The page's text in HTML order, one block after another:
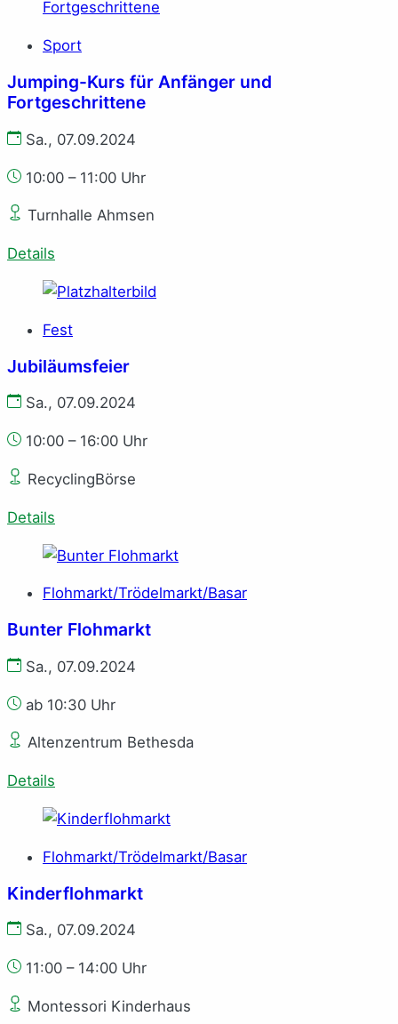
Sport
Jumping-Kurs für Anfänger und
Fortgeschrittene
Sa., 07.09.2024
10:00 – 11:00 Uhr
Turnhalle Ahmsen
Details
Fest
Jubiläumsfeier
Sa., 07.09.2024
10:00 – 16:00 Uhr
RecyclingBörse
Details
Flohmarkt/Trödelmarkt/Basar
Bunter Flohmarkt
Sa., 07.09.2024
ab 10:30 Uhr
Altenzentrum Bethesda
Details
Flohmarkt/Trödelmarkt/Basar
Kinderflohmarkt
Sa., 07.09.2024
11:00 – 14:00 Uhr
Montessori Kinderhaus